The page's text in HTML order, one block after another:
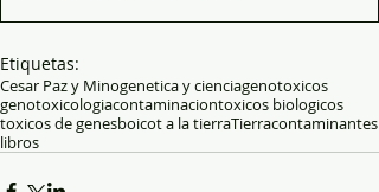
Etiquetas:
Cesar Paz y Minogenetica y cienciagenotoxicos
genotoxicologiacontaminaciontoxicos biologicos
toxicos de genesboicot a la tierraTierracontaminantes
libros